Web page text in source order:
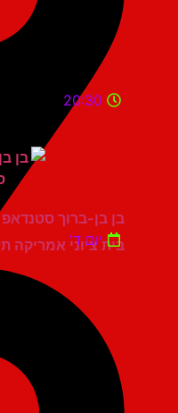
בית ציוני אמריקה תל אביב
20:30
בן בן-ברוך סטנדאפ
יום ד'